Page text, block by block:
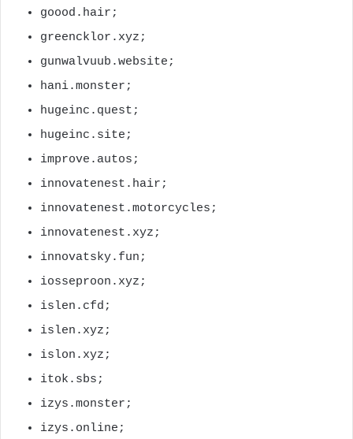
goood.hair;
greencklor.xyz;
gunwalvuub.website;
hani.monster;
hugeinc.quest;
hugeinc.site;
improve.autos;
innovatenest.hair;
innovatenest.motorcycles;
innovatenest.xyz;
innovatsky.fun;
iosseproon.xyz;
islen.cfd;
islen.xyz;
islon.xyz;
itok.sbs;
izys.monster;
izys.online;